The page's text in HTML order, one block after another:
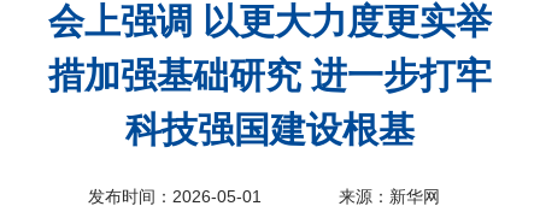
会上强调 以更大力度更实举
措加强基础研究 进一步打牢
科技强国建设根基
发布时间：2026-05-01 来源：新华网